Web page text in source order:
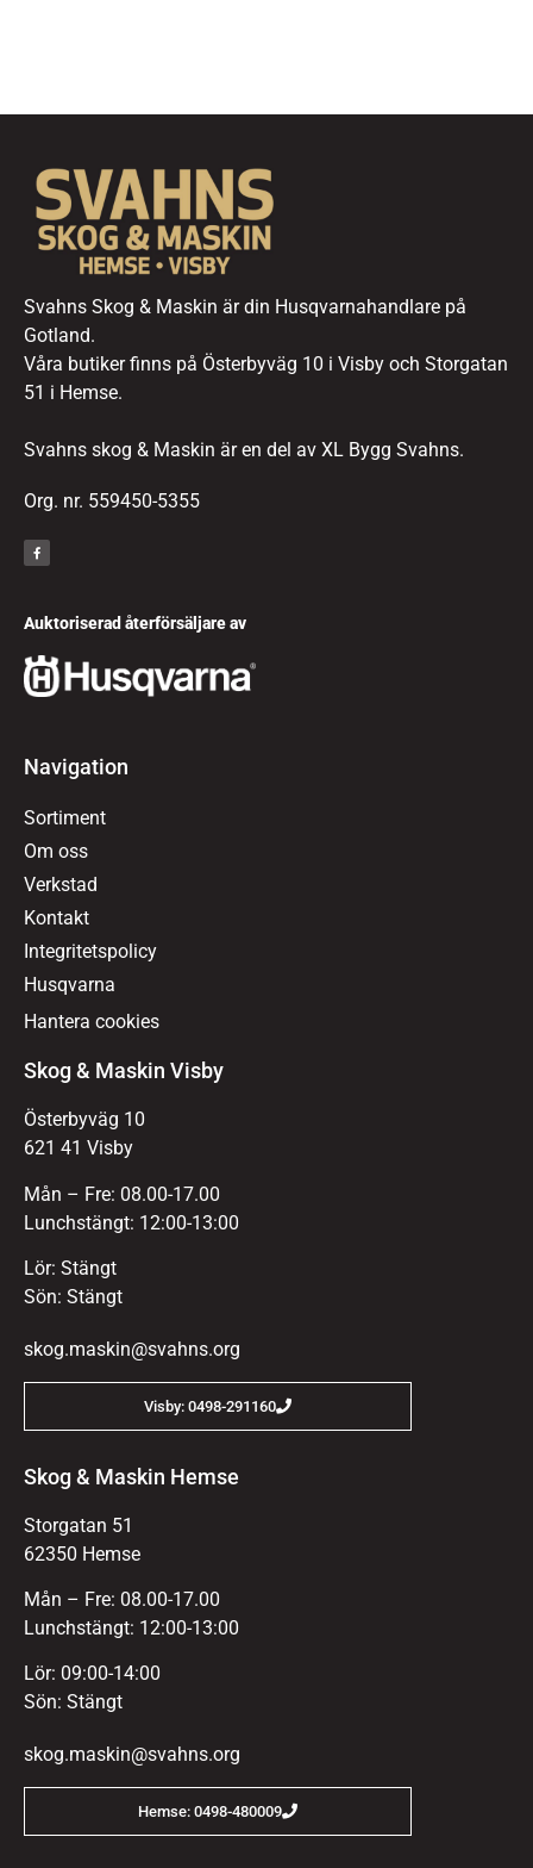
Svahns Skog & Maskin är din Husqvarnahandlare på
Gotland.
Våra butiker finns på Österbyväg 10 i Visby och Storgatan
51 i Hemse.
Svahns skog & Maskin är en del av XL Bygg Svahns.
Org. nr. 559450-5355
Auktoriserad återförsäljare av
Navigation
Sortiment
Om oss
Verkstad
Kontakt
Integritetspolicy
Husqvarna
Hantera cookies
Skog & Maskin Visby
Österbyväg 10
621 41 Visby
Mån – Fre: 08.00-17.00
Lunchstängt: 12:00-13:00
Lör: Stängt
Sön: Stängt
skog.maskin@svahns.org
Visby: 0498-291160
Skog & Maskin Hemse
Storgatan 51
62350 Hemse
Mån – Fre: 08.00-17.00
Lunchstängt: 12:00-13:00
Lör: 09:00-14:00
Sön: Stängt
skog.maskin@svahns.org
Hemse: 0498-480009